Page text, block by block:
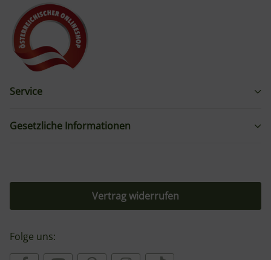
Service
Gesetzliche Informationen
Vertrag widerrufen
Folge uns: